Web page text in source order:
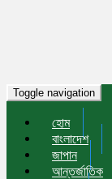
Toggle navigation
হোম
বাংলাদেশ
জাপান
আন্তর্জাতিক